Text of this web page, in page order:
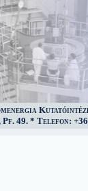
49. * Telefon: